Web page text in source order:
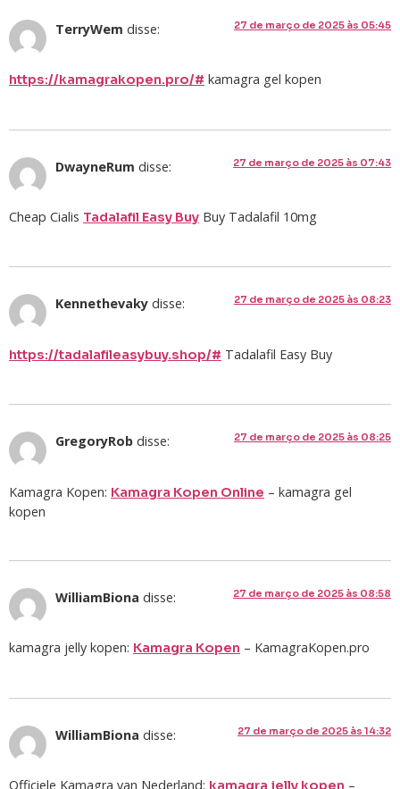
TerryWem disse: 27 de março de 2025 às 05:45
https://kamagrakopen.pro/# kamagra gel kopen
DwayneRum disse: 27 de março de 2025 às 07:43
Cheap Cialis Tadalafil Easy Buy Buy Tadalafil 10mg
Kennethevaky disse: 27 de março de 2025 às 08:23
https://tadalafileasybuy.shop/# Tadalafil Easy Buy
GregoryRob disse: 27 de março de 2025 às 08:25
Kamagra Kopen: Kamagra Kopen Online – kamagra gel
kopen
WilliamBiona disse: 27 de março de 2025 às 08:58
kamagra jelly kopen: Kamagra Kopen – KamagraKopen.pro
WilliamBiona disse: 27 de março de 2025 às 14:32
Officiele Kamagra van Nederland: kamagra jelly kopen –